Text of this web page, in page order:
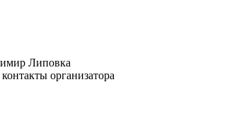
Липовка
организатора